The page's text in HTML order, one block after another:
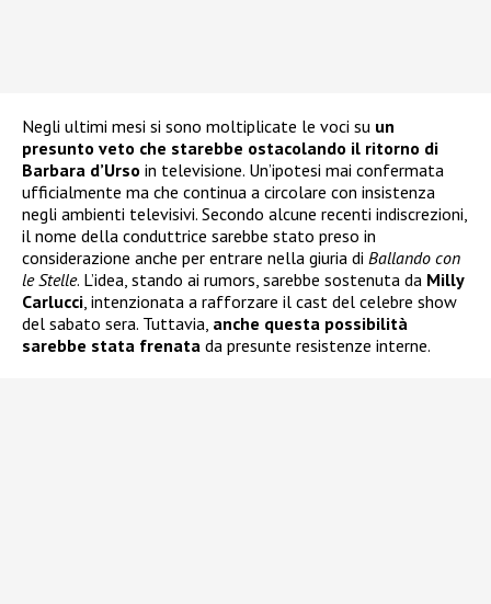
Negli ultimi mesi si sono moltiplicate le voci su un
presunto veto che starebbe ostacolando il ritorno di
Barbara d’Urso in televisione. Un’ipotesi mai confermata
ufficialmente ma che continua a circolare con insistenza
negli ambienti televisivi. Secondo alcune recenti indiscrezioni,
il nome della conduttrice sarebbe stato preso in
considerazione anche per entrare nella giuria di Ballando con
le Stelle. L’idea, stando ai rumors, sarebbe sostenuta da Milly
Carlucci, intenzionata a rafforzare il cast del celebre show
del sabato sera. Tuttavia, anche questa possibilità
sarebbe stata frenata da presunte resistenze interne.